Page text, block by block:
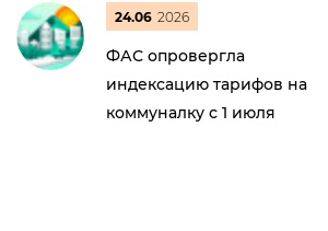
24.06 2026
ФАС опровергла
индексацию тарифов на
коммуналку с 1 июля